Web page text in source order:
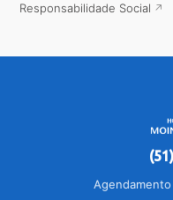
Responsabilidade Social